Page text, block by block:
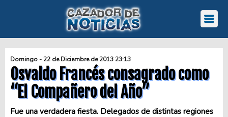
Domingo - 22 de Diciembre de 2013 23:13
Osvaldo Francés consagrado como
“El Compañero del Año”
Fue una verdadera fiesta. Delegados de distintas regiones